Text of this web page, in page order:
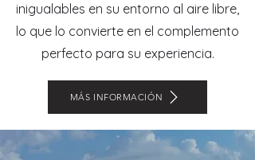
inigualables en su entorno al aire libre,
lo que lo convierte en el complemento
perfecto para su experiencia.
MÁS INFORMACIÓN